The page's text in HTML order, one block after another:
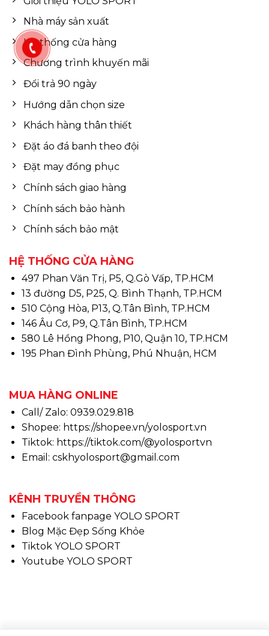
Nhà máy sản xuất
Hệ thống cửa hàng
Chương trình khuyến mãi
Đổi trả 90 ngày
Hướng dẫn chọn size
Khách hàng thân thiết
Đặt áo đá banh theo đội
Đặt may đồng phục
Chính sách giao hàng
Chính sách bảo hành
Chính sách bảo mật
HỆ THỐNG CỬA HÀNG
497 Phan Văn Trị, P5, Q.Gò Vấp, TP.HCM
13 đường D5, P25, Q. Bình Thạnh, TP.HCM
510 Cộng Hòa, P13, Q.Tân Bình, TP.HCM
146 Âu Cơ, P9, Q.Tân Bình, TP.HCM
580 Lê Hồng Phong, P10, Quận 10, TP.HCM
195 Phan Đình Phùng, Phú Nhuận, HCM
MUA HÀNG ONLINE
Call/ Zalo: 0939.029.818
Shopee: https://shopee.vn/yolosport.vn
Tiktok: https://tiktok.com/@yolosportvn
Email: cskhyolosport@gmail.com
KÊNH TRUYỀN THÔNG
Facebook fanpage YOLO SPORT
Blog Mặc Đẹp Sống Khỏe
Tiktok YOLO SPORT
Youtube YOLO SPORT